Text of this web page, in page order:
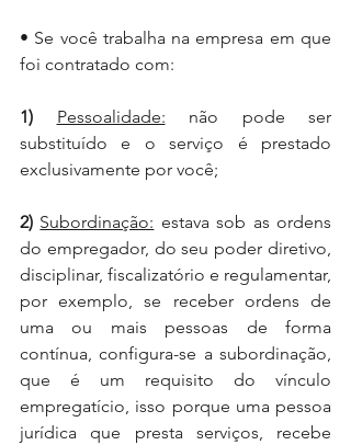
• Se você trabalha na empresa em que
foi contratado com:
1) Pessoalidade: não pode ser
substituído e o serviço é prestado
exclusivamente por você;
2) Subordinação: estava sob as ordens
do empregador, do seu poder diretivo,
disciplinar, fiscalizatório e regulamentar,
por exemplo, se receber ordens de
uma ou mais pessoas de forma
contínua, configura-se a subordinação,
que é um requisito do vínculo
empregatício, isso porque uma pessoa
jurídica que presta serviços, recebe